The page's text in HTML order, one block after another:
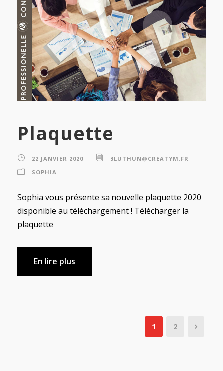
Plaquette
22 JANVIER 2020
BLUTHUN@CREATYM.FR
SOPHIA
Sophia vous présente sa nouvelle plaquette 2020
disponible au téléchargement ! Télécharger la
plaquette
En lire plus
1 2